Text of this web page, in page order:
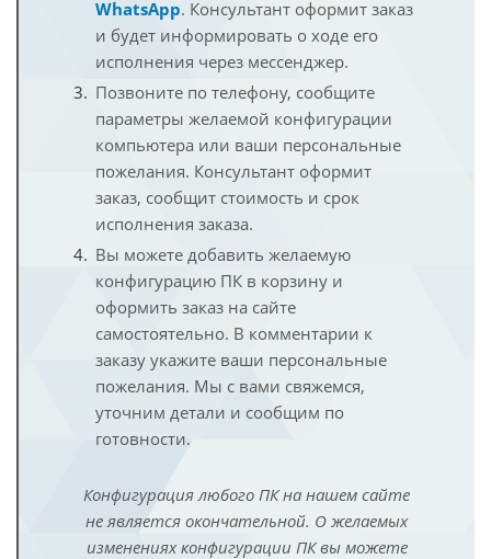
WhatsApp. Консультант оформит заказ
и будет информировать о ходе его
исполнения через мессенджер.
Позвоните по телефону, сообщите
параметры желаемой конфигурации
компьютера или ваши персональные
пожелания. Консультант оформит
заказ, сообщит стоимость и срок
исполнения заказа.
Вы можете добавить желаемую
конфигурацию ПК в корзину и
оформить заказ на сайте
самостоятельно. В комментарии к
заказу укажите ваши персональные
пожелания. Мы с вами свяжемся,
уточним детали и сообщим по
готовности.
Конфигурация любого ПК на нашем сайте
не является окончательной. О желаемых
изменениях конфигурации ПК вы можете